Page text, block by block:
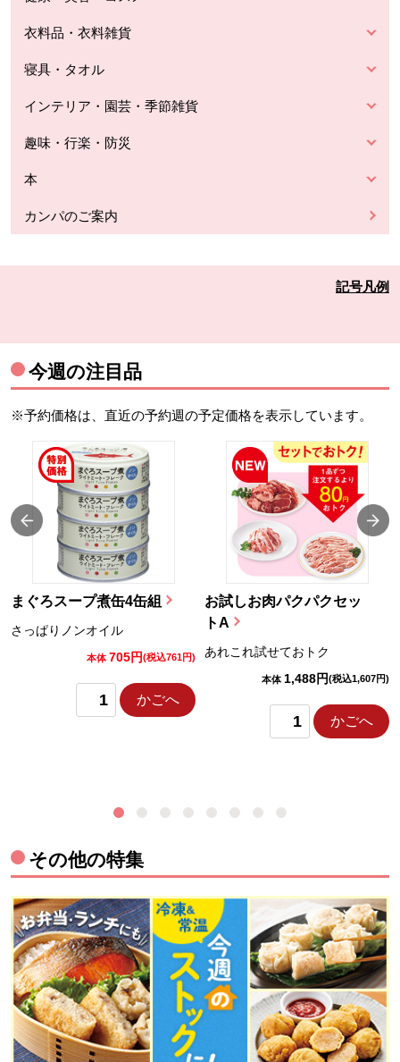
衣料品・衣料雑貨
寝具・タオル
インテリア・園芸・季節雑貨
趣味・行楽・防災
本
カンパのご案内
記号凡例
今週の注目品
※予約価格は、直近の予約週の予定価格を表示しています。
まぐろスープ煮缶4缶組
さっぱりノンオイル
本体 705円(税込761円)
かごへ
お試しお肉パクパクセッ
トA
あれこれ試せておトク
本体 1,488円(税込1,607円)
かごへ
その他の特集